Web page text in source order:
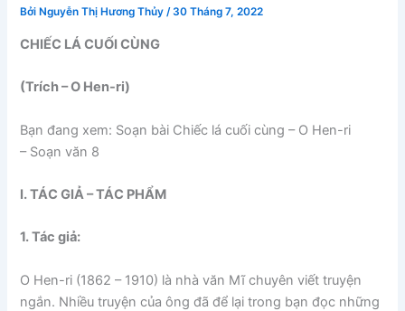
Bởi Nguyễn Thị Hương Thủy/30 Tháng 7, 2022
CHIẾC LÁ CUỐI CÙNG
(Trích – O Hen-ri)
Bạn đang xem: Soạn bài Chiếc lá cuối cùng – O Hen-ri
– Soạn văn 8
I. TÁC GIẢ – TÁC PHẨM
1. Tác giả:
O Hen-ri (1862 – 1910) là nhà văn Mĩ chuyên viết truyện
ngắn. Nhiều truyện của ông đã để lại trong bạn đọc những